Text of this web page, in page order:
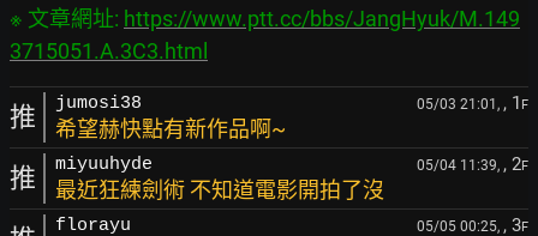
※ 文章網址: https://www.ptt.cc/bbs/JangHyuk/M.149
3715051.A.3C3.html
推 jumosi38 05/03 21:01, , 1 F
希望赫快點有新作品啊~
推 miyuuhyde 05/04 11:39, , 2F
最近狂練劍術 不知道電影開拍了沒
florayu 05/05 00:25, , 3F